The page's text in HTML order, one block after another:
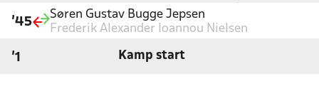
'45
Søren Gustav Bugge Jepsen
Frederik Alexander Ioannou Nielsen
'1 Kamp start